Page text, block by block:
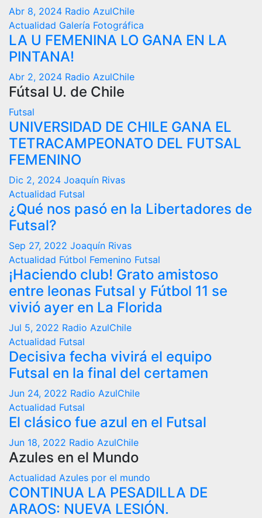
Abr 8, 2024 Radio AzulChile
Actualidad Galería Fotográfica
LA U FEMENINA LO GANA EN LA
PINTANA!
Abr 2, 2024 Radio AzulChile
Fútsal U. de Chile
Futsal
UNIVERSIDAD DE CHILE GANA EL
TETRACAMPEONATO DEL FUTSAL
FEMENINO
Dic 2, 2024 Joaquín Rivas
Actualidad Futsal
¿Qué nos pasó en la Libertadores de
Futsal?
Sep 27, 2022 Joaquín Rivas
Actualidad Fútbol Femenino Futsal
¡Haciendo club! Grato amistoso
entre leonas Futsal y Fútbol 11 se
vivió ayer en La Florida
Jul 5, 2022 Radio AzulChile
Actualidad Futsal
Decisiva fecha vivirá el equipo
Futsal en la final del certamen
Jun 24, 2022 Radio AzulChile
Actualidad Futsal
El clásico fue azul en el Futsal
Jun 18, 2022 Radio AzulChile
Azules en el Mundo
Actualidad Azules por el mundo
CONTINUA LA PESADILLA DE
ARAOS: NUEVA LESIÓN.